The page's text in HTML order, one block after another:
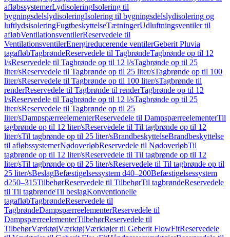
afløbssystemerLydisoleringIsolering til
bygningsdelslydisoleringIsolering til bygningsdelslydisolering og
luftlydsisoleringFugtbeskyttelseTætningerUdluftningsventiler til
afløbVentilationsventilerReservedele til
VentilationsventilerEnergireducerende ventilerGeberit Pluvia
tagafløbTagbrøndeReservedele til TagbrøndeTagbrønde op til 12
l/sReservedele til Tagbrønde op til 12 l/sTagbrønde op til 25
liter/sReservedele til Tagbrønde op til 25 liter/sTagbrønde op til 100
liter/sReservedele til Tagbrønde op til 100 liter/sTagbrønde til
renderReservedele til Tagbrønde til renderTagbrønde op til 12
l/sReservedele til Tagbrønde op til 12 l/sTagbrønde op til 25
liter/sReservedele til Tagbrønde op til 25
liter/sDampspærreelementerReservedele til DampspærreelementerTil
tagbrønde op til 12 liter/sReservedele til Til tagbrønde op til 12
liter/sTil tagbrønde op til 25 liter/sBrandbeskyttelseBrandbeskyttelse
til afløbssystemerNødoverløbReservedele til NødoverløbTil
tagbrønde op til 12 liter/sReservedele til Til tagbrønde op til 12
liter/sTil tagbrønde op til 25 liter/sReservedele til Til tagbrønde op til
25 liter/sBeslagBefæstigelsessystem d40–200Befæstigelsessystem
d250–315TilbehørReservedele til TilbehørTil tagbrøndeReservedele
til Til tagbrøndeTil beslagKonventionelle
tagafløbTagbrøndeReservedele til
TagbrøndeDampspærreelementerReservedele til
DampspærreelementerTilbehørReservedele til
TilbehørVærktøjVærktøjVærktøjer til Geberit FlowFitReservedele